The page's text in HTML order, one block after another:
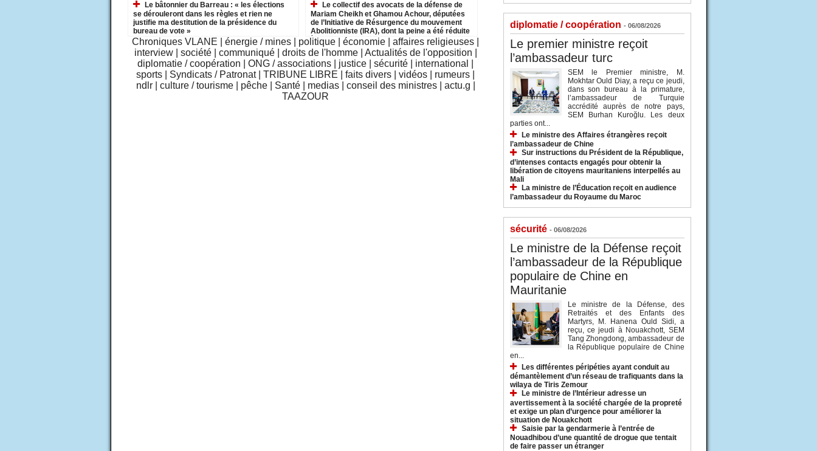
Le bâtonnier du Barreau : « les élections
se dérouleront dans les règles et rien ne
justifie ma destitution de la présidence du
bureau de vote »
Le collectif des avocats de la défense de
Mariam Cheikh et Ghamou Achour, députées
de l’Initiative de Résurgence du mouvement
Abolitionniste (IRA), dont la peine a été réduite
à deux ans de prison en appel, assortie de la
perte des droits civiques su
Chroniques VLANE énergie / mines politique économie affaires religieuses
interview
société communiqué droits de l'homme Actualités de l'opposition
diplomatie / coopération
ONG / associations justice sécurité international
sports
Syndicats / Patronat TRIBUNE LIBRE faits divers vidéos rumeurs
ndlr
culture / tourisme pêche Santé medias conseil des ministres actu.g
TAAZOUR
diplomatie / coopération - 06/08/2026
Le premier ministre reçoit
l’ambassadeur turc
SEM le Premier ministre, M.
Mokhtar Ould Diay, a reçu ce jeudi,
dans son bureau à la primature,
l’ambassadeur de Turquie
accrédité auprès de notre pays,
SEM Burhan Kuroğlu. Les deux
parties ont...
Le ministre des Affaires étrangères reçoit
l’ambassadeur de Chine
Sur instructions du Président de la République,
d’intenses contacts engagés pour obtenir la
libération de citoyens mauritaniens interpellés au
Mali
La ministre de l’Éducation reçoit en audience
l’ambassadeur du Royaume du Maroc
sécurité - 06/08/2026
Le ministre de la Défense reçoit
l’ambassadeur de la République
populaire de Chine en
Mauritanie
Le ministre de la Défense, des
Retraités et des Enfants des
Martyrs, M. Hanena Ould Sidi, a
reçu, ce jeudi à Nouakchott, SEM
Tang Zhongdong, ambassadeur de
la République populaire de Chine
en...
Les différentes péripéties ayant conduit au
démantèlement d’un réseau de trafiquants dans la
wilaya de Tiris Zemour
Le ministre de l’Intérieur adresse un
avertissement à la société chargée de la propreté
et exige un plan d’urgence pour améliorer la
situation de Nouakchott
Saisie par la gendarmerie à l’entrée de
Nouadhibou d’une quantité de drogue que tentait
de faire passer un étranger